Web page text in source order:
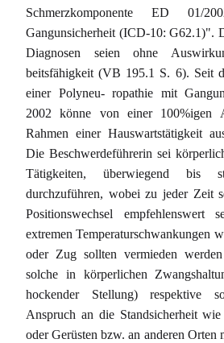
Schmerzkomponente ED 01/
Gangunsicherheit (ICD-10: G62.1)".
Diagnosen seien ohne
beitsfähigkeit (VB 195.1 S. 6). Seit
einer Polyneu- ropathie mit
2002 könne von einer 100%igen
Rahmen einer Hauswartstätigkeit
Die Beschwerdeführerin sei
Tätigkeiten, überwiegend bis
durchzuführen, wobei zu jeder Zeit
Positionswechsel empfehlenswert
extremen Temperaturschwankungen
oder Zug sollten vermieden
solche in körperlichen
hockender Stellung) respektive
Anspruch an die Standsicherheit
oder Gerüsten bzw. an anderen Orten